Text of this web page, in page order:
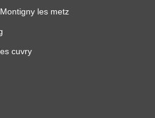
les metz
cuvry